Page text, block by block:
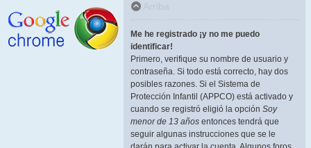
Arriba
Me he registrado ¡y no me puedo
identificar!
Primero, verifique su nombre de usuario y
contraseña. Si todo está correcto, hay dos
posibles razones. Si el Sistema de
Protección Infantil (APPCO) está activado y
cuando se registró eligió la opción Soy
menor de 13 años entonces tendrá que
seguir algunas instrucciones que se le